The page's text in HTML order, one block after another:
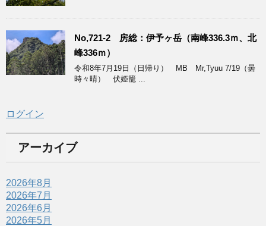
No,721-2 房総：伊予ヶ岳（南峰336.3ｍ、北
峰336ｍ）
令和8年7月19日（日帰り） MB Mr,Tyuu 7/19（曇
時々晴） 伏姫籠 ...
ログイン
アーカイブ
2026年8月
2026年7月
2026年6月
2026年5月